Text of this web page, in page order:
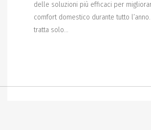
delle soluzioni più efficaci per
comfort domestico durante tutto
tratta solo...